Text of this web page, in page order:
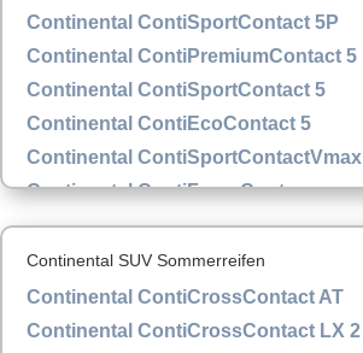
Continental ContiSportContact 5P
Continental ContiPremiumContact 5
Continental ContiSportContact 5
Continental ContiEcoContact 5
Continental ContiSportContactVmax
Continental ContiForceContac
Continental SUV Sommerreifen
Continental ContiCrossContact AT
Continental ContiCrossContact LX 2